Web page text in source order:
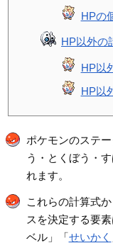
HPの
HP以外の
HP以
HP以
ポケモンのステ
う・とくぼう・
れます。
これらの計算式
スを決定する要素
ベル」「 せいかく